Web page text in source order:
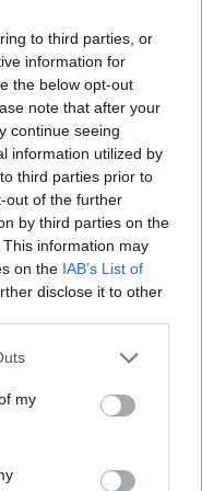
to third parties, or
information for
the below opt-out
note that after your
continue seeing
information utilized by
third parties prior to
out of the further
by third parties on the
This information may
on the IAB’s List of
disclose it to other
one or more Google
You may click to
third-party tags to
in below Google
my
και τις
εισαγγελέα και
στόχαστρο των
η δομή
οργάνωσης
η κατανόηση
κατανόησης
από
με
data centers,